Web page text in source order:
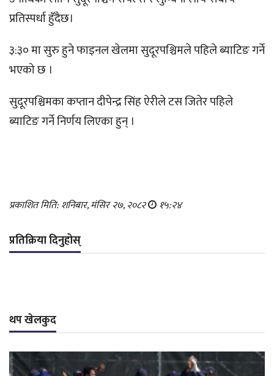
प्रतिस्पर्धा हुँदैछ।
३:३० मा सुरु हुने फाइनल खेलमा सुदूरपश्चिमले पहिले ब्याटिङ गर्ने
भएको छ ।
सुदूरपश्चिमका कप्तान दीपेन्द्र सिंह ऐरीले टस जितेर पहिले
ब्याटिङ गर्ने निर्णय लिएका हुन् ।
प्रकाशित मिति: शनिबार, मंसिर २७, २०८२ १५:२४
प्रतिक्रिया दिनुहोस्
थप खेलकुद